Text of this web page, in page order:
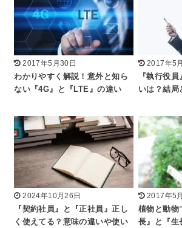
2017年5月30日
わかりやすく解説！意外と知ら
ない『4G』と『LTE』の違い
2017年5
『執行役
いは？結局
2024年10月26日
『契約社員』と『正社員』正し
く使えてる？意味の違いや使い
2017年5
植物と動物
長』と『生